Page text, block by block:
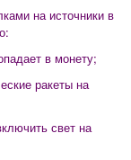
на источники в
в монету;
ракеты на
свет на